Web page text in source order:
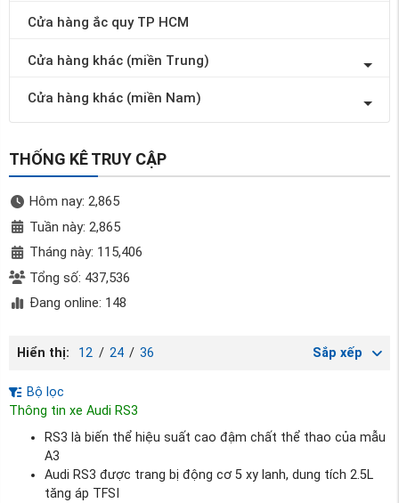
Cửa hàng ắc quy TP HCM
Cửa hàng khác (miền Trung)
Cửa hàng khác (miền Nam)
THỐNG KÊ TRUY CẬP
Hôm nay: 2,865
Tuần này: 2,865
Tháng này: 115,406
Tổng số: 437,536
Đang online: 148
Hiển thị: 12 / 24 / 36 Sắp xếp
Bộ lọc
Thông tin xe Audi RS3
RS3 là biến thể hiệu suất cao đậm chất thể thao của mẫu
A3
Audi RS3 được trang bị động cơ 5 xy lanh, dung tích 2.5L
tăng áp TFSI